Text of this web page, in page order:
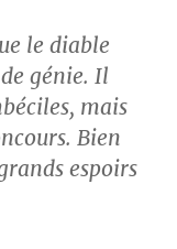
le diable
génie. Il
mais
Bien
espoirs